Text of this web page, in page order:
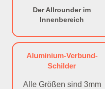
Der Allrounder im
Innenbereich
Aluminium-Verbund-
Schilder
Alle Größen sind 3mm